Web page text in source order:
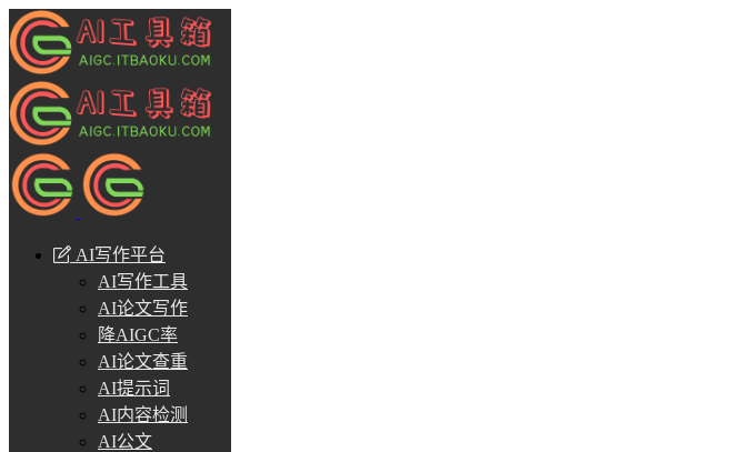
AI写作平台
AI写作工具
AI论文写作
降AIGC率
AI论文查重
AI提示词
AI内容检测
AI公文